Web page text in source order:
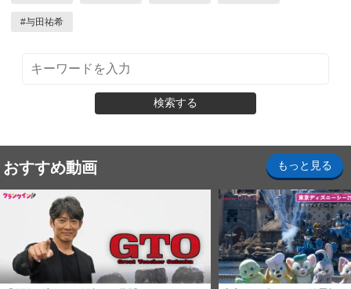
#与田祐希
検索する
おすすめ動画 もっと見る